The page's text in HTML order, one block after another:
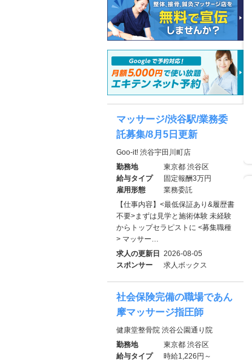
マッサージ/渋谷駅/業務委
託募集/8月5日更新
Goo-it! 渋谷宇田川町店
勤務地
東京都 渋谷区
給与タイプ
固定報酬3万円
雇用形態
業務委託
【仕事内容】<最低保証あり&履歴書
不要>まずは見学と施術体験 未経験
からトップセラピストに <募集職種
> マッサー…
求人の更新日 2026-08-05
スポンサー
求人ボックス
社会保険完備の職場であん
摩マッサージ指圧師
健康堂整骨院 渋谷公園通り院
勤務地
東京都 渋谷区
給与タイプ
時給1,226円～